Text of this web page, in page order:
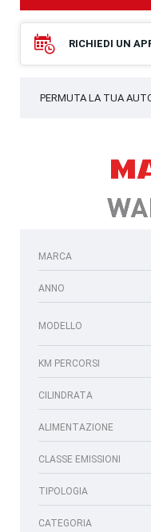
RICHIEDI UN
PERMUTA LA TUA
MARCA
ANNO
MODELLO
KM PERCORSI
CILINDRATA
ALIMENTAZIONE
CLASSE EMISSIONI
TIPOLOGIA
CATEGORIA